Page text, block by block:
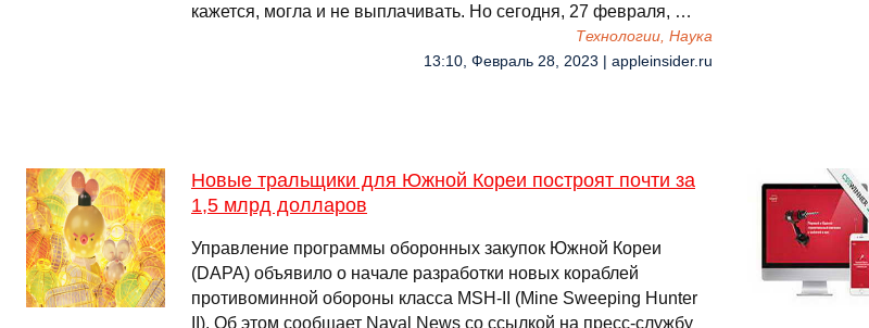
кажется, могла и не выплачивать. Но сегодня, 27 февраля, …
Технологии, Наука
13:10, Февраль 28, 2023 | appleinsider.ru
Новые тральщики для Южной Кореи построят почти за
1,5 млрд долларов
Управление программы оборонных закупок Южной Кореи
(DAPA) объявило о начале разработки новых кораблей
противоминной обороны класса MSH-II (Mine Sweeping Hunter
II). Об этом сообщает Naval News со ссылкой на пресс-службу